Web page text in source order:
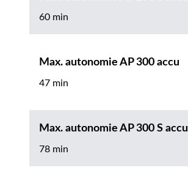
60 min
Max. autonomie AP 300 accu
47 min
Max. autonomie AP 300 S accu
78 min